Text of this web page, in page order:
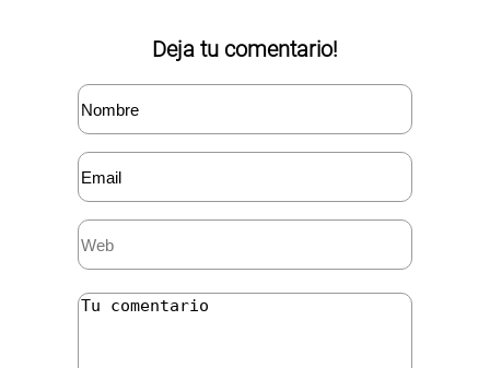
Deja tu comentario!